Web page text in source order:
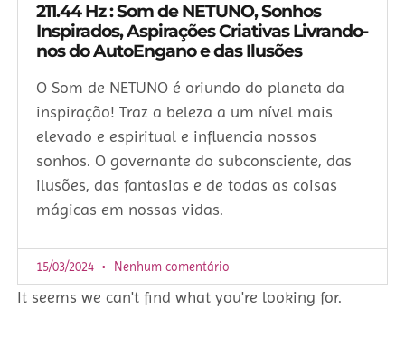
211.44 Hz : Som de NETUNO, Sonhos
Inspirados, Aspirações Criativas Livrando-
nos do AutoEngano e das Ilusões
O Som de NETUNO é oriundo do planeta da
inspiração! Traz a beleza a um nível mais
elevado e espiritual e influencia nossos
sonhos. O governante do subconsciente, das
ilusões, das fantasias e de todas as coisas
mágicas em nossas vidas.
15/03/2024 Nenhum comentário
It seems we can't find what you're looking for.